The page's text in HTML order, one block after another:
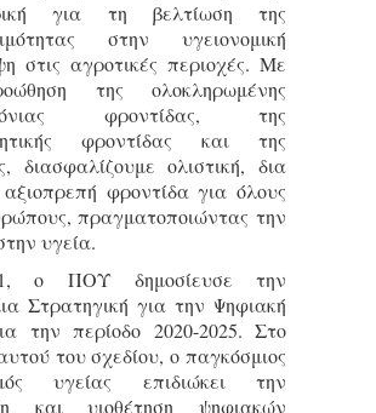
για τη βελτίωση της
στην υγειονομική
στις αγροτικές περιοχές. Με
της ολοκληρωμένης
φροντίδας, της
φροντίδας και της
διασφαλίζουμε ολιστική, δια
αξιοπρεπή φροντίδα για όλους
πραγματοποιώντας την
υγεία.
ο ΠΟΥ δημοσίευσε την
Στρατηγική για την Ψηφιακή
την περίοδο 2020-2025. Στο
του σχεδίου, ο παγκόσμιος
υγείας επιδιώκει την
και υιοθέτηση ψηφιακών